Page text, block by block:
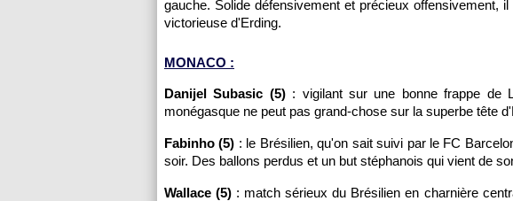
gauche. Solide défensivement et précieux offensivement,
victorieuse d'Erding.
MONACO :
Danijel Subasic (5): vigilant sur une bonne frappe de
monégasque ne peut pas grand-chose sur la superbe tête
Fabinho (5) : le Brésilien, qu'on sait suivi par le FC
soir. Des ballons perdus et un but stéphanois qui vient de
Wallace (5) : match sérieux du Brésilien en charnière